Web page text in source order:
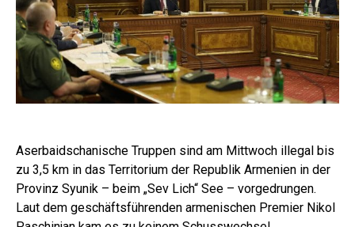
Aserbaidschanische Truppen sind am Mittwoch illegal bis
zu 3,5 km in das Territorium der Republik Armenien in der
Provinz Syunik – beim „Sev Lich“ See – vorgedrungen.
Laut dem geschäftsführenden armenischen Premier Nikol